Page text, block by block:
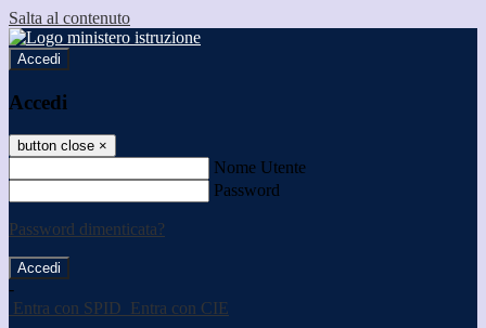
Salta al contenuto
Accedi
Accedi
button close ×
Nome Utente
Password
Password dimenticata?
-
Entra con SPID Entra con CIE